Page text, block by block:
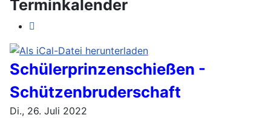
Terminkalender
Schülerprinzenschießen -
Schützenbruderschaft
Di., 26. Juli 2022